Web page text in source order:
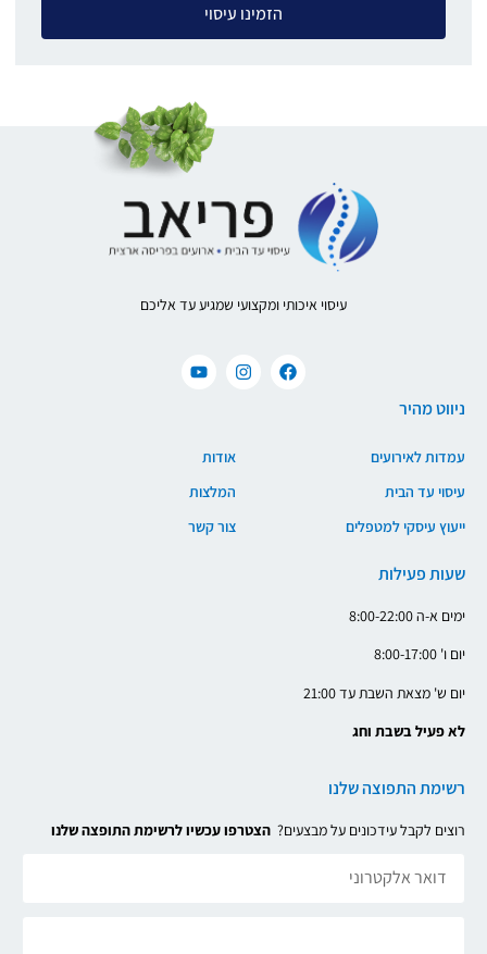
הזמינו עיסוי
עיסוי איכותי ומקצועי שמגיע עד אליכם
ניווט מהיר
עמדות לאירועים
עיסוי עד הבית
ייעוץ עיסקי למטפלים
אודות
המלצות
צור קשר
שעות פעילות
ימים א-ה 8:00-22:00
יום ו' 8:00-17:00
יום ש' מצאת השבת עד 21:00
לא פעיל בשבת וחג
רשימת התפוצה שלנו
רוצים לקבל עידכונים על מבצעים? הצטרפו עכשיו לרשימת התופצה שלנו